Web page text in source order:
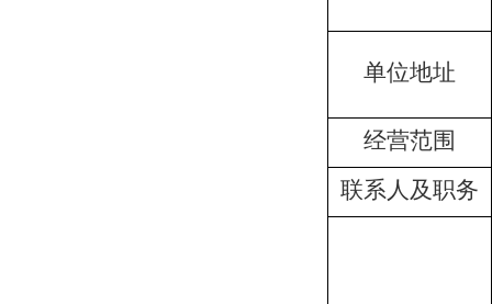
单位地址
经营范围
联系人及职务